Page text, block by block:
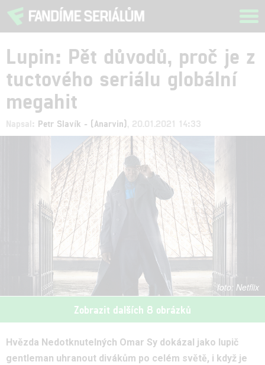
Lupin: Pět důvodů, proč je z
tuctového seriálu globální
megahit
Napsal: Petr Slavík - (Anarvin) , 20.01.2021 14:33
Netflix
Zobrazit dalších 8 obrázků
Hvězda Nedotknutelných Omar Sy dokázal jako lupič
gentleman uhranout divákům po celém světě, i když je